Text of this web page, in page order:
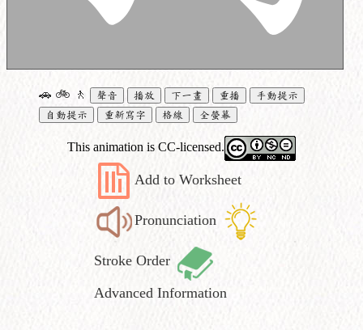
🚗 🚲 🚶 聲音 播放 下一畫 重播
手動提示
自動提示
重新寫字 格線 全螢幕
This animation is CC-licensed.
Add to Worksheet
Pronunciation
Stroke Order
Advanced Information